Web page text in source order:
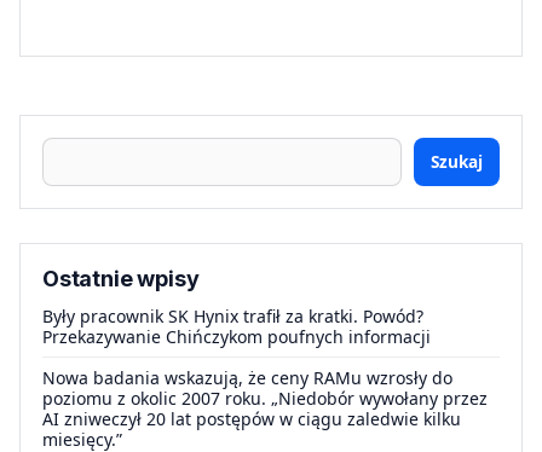
Szukaj
Ostatnie wpisy
Były pracownik SK Hynix trafił za kratki. Powód?
Przekazywanie Chińczykom poufnych informacji
Nowa badania wskazują, że ceny RAMu wzrosły do
poziomu z okolic 2007 roku. „Niedobór wywołany przez
AI zniweczył 20 lat postępów w ciągu zaledwie kilku
miesięcy.”